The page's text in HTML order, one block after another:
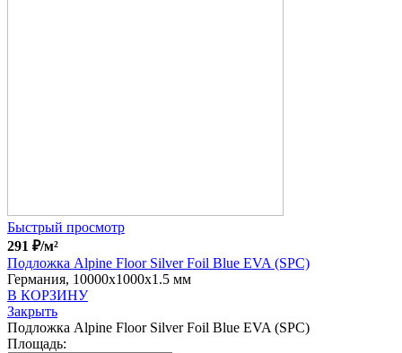
Быстрый просмотр
291 ₽/м²
Подложка Alpine Floor Silver Foil Blue EVA (SPC)
Германия, 10000x1000x1.5 мм
В КОРЗИНУ
Закрыть
Подложка Alpine Floor Silver Foil Blue EVA (SPC)
Площадь: